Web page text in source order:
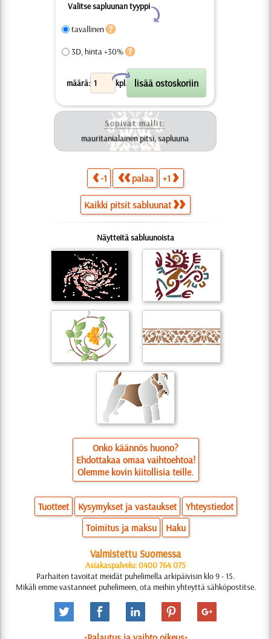
Valitse sapluunan tyyppi
Y
tavallinen
3D, hinta +30%
määrä: kpl.
X
Sopivat mallit:
mauritanialainen pitsi, sapluuna
-1 palaa +1
Kaikki pitsit sabluunat
Näytteitä sabluunoista
Onko käännös huono?
Ehdottakaa omaa vaihtoehtoa!
Olemme kovin kiitollisia teille.
Tuotteet Kysymykset ja vastaukset
Yhteystiedot
Toimitus ja maksu
Haku
Valmistettu Suomessa
Asiakaspalvelu: 0400 764 075
Parhaiten tavoitat meidät puhelimella arkipäivisin klo 9 - 15.
Mikäli emme vastanneet puhelimeen, ota meihin yhteyttä sähköpostitse.